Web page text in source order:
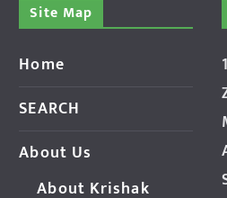
Site Map
Home
SEARCH
About Us
About Krishak